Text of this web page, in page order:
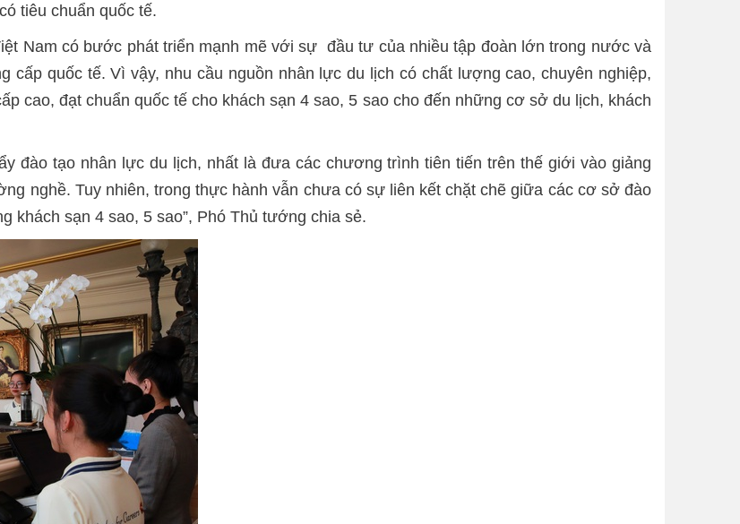
tiêu chuẩn quốc tế.
Nam có bước phát triển mạnh mẽ với sự đầu tư của nhiều tập đoàn lớn trong nước và
cấp quốc tế. Vì vậy, nhu cầu nguồn nhân lực du lịch có chất lượng cao, chuyên nghiệp,
cao, đạt chuẩn quốc tế cho khách sạn 4 sao, 5 sao cho đến những cơ sở du lịch, khách
đào tạo nhân lực du lịch, nhất là đưa các chương trình tiên tiến trên thế giới vào giảng
nghề. Tuy nhiên, trong thực hành vẫn chưa có sự liên kết chặt chẽ giữa các cơ sở đào
khách sạn 4 sao, 5 sao”, Phó Thủ tướng chia sẻ.